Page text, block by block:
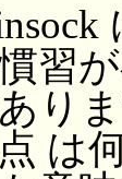
習
り
は